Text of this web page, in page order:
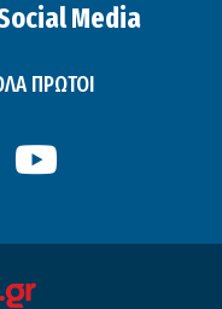
Media
ΠΡΩΤΟΙ